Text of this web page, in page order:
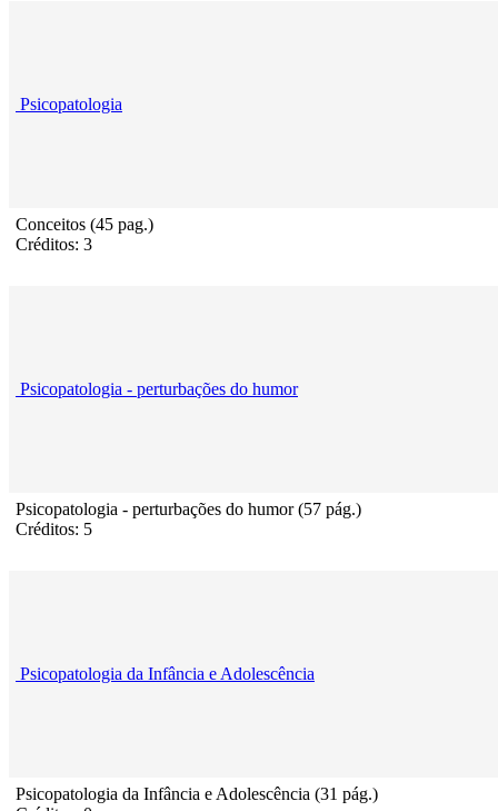
Psicopatologia
Conceitos (45 pag.)
Créditos: 3
Psicopatologia - perturbações do humor
Psicopatologia - perturbações do humor (57 pág.)
Créditos: 5
Psicopatologia da Infância e Adolescência
Psicopatologia da Infância e Adolescência (31 pág.)